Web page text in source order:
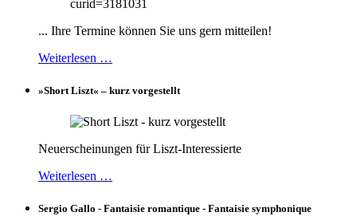
... Ihre Termine können Sie uns gern mitteilen!
Weiterlesen …
»Short Liszt« – kurz vorgestellt
Neuerscheinungen für Liszt-Interessierte
Weiterlesen …
Sergio Gallo - Fantaisie romantique - Fantaisie symphonique